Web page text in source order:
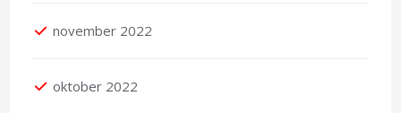
november 2022
oktober 2022